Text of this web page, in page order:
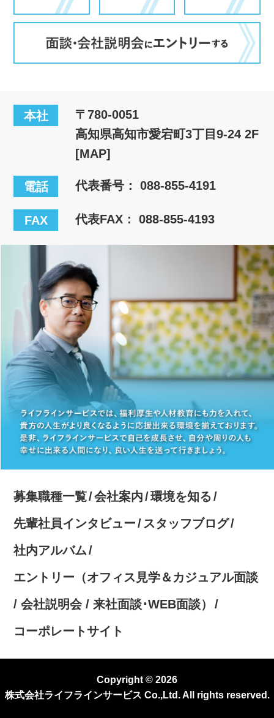
本社
〒780-0051
高知県高知市愛宕町3丁目9-24 2F
[MAP]
電話 代表番号：088-855-4191
FAX 代表FAX： 088-855-4193
募集職種一覧 会社案内
環境を知る
先輩社員インタビュー
スタッフブログ
社内アルバム
エントリー（オフィス見学＆カジュアル面談
/ 会社説明会 / 来社面談･WEB面談）
コーポレートサイト
Copyright © 2026
株式会社ライフラインサービス Co.,Ltd. All rights reserved.